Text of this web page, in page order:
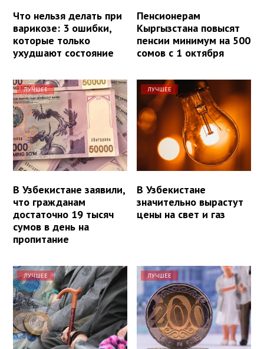
Что нельзя делать при
варикозе: 3 ошибки,
которые только
ухудшают состояние
Пенсионерам
Кыргызстана повысят
пенсии минимум на 500
сомов с 1 октября
ЛУЧШЕЕ
В Узбекистане заявили,
что гражданам
достаточно 19 тысяч
сумов в день на
пропитание
ЛУЧШЕЕ
В Узбекистане
значительно вырастут
цены на свет и газ
ЛУЧШЕЕ ЛУЧШЕЕ